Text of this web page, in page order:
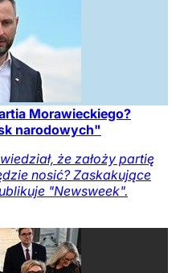
Morawieckiego?
narodowych"
że założy partię
nosić? Zaskakujące
"Newsweek".